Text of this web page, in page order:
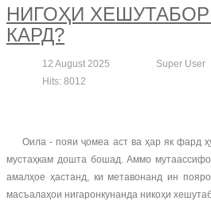
НИГОҲИ
КАРД?
12 August 2025 Super User
Hits: 8012
Оила - пояи ҷомеа аст ва ҳар як фард
мустаҳкам дошта бошад. Аммо
амалҳое ҳастанд, ки метавонанд ин
масъалаҳои нигаронкунанда никоҳи